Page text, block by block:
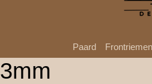
Paard Frontriemen
3mm